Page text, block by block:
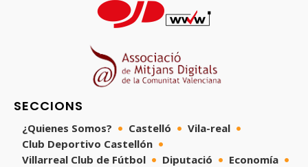
SECCIONS
¿Quienes Somos? Castelló
Vila-real
Club Deportivo Castellón
Villarreal Club de Fútbol
Diputació
Economía